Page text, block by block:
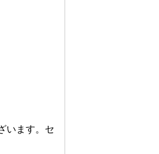
います。セ